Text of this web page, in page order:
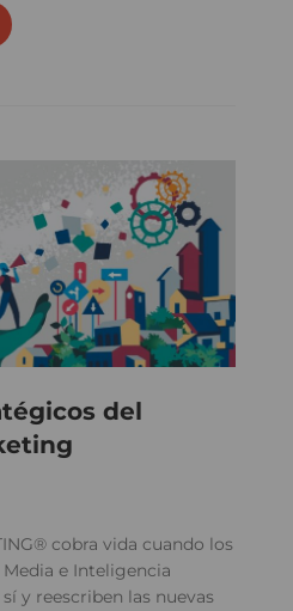
del
cobra vida cuando los
e Inteligencia
y reescriben las nuevas